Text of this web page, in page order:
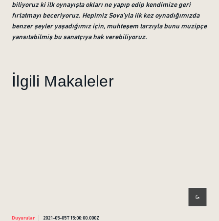
biliyoruz ki ilk oynayışta okları ne yapıp edip kendimize geri
fırlatmayı beceriyoruz. Hepimiz Sova'yla ilk kez oynadığımızda
benzer şeyler yaşadığımız için, muhteşem tarzıyla bunu muzipçe
yansıtabilmiş bu sanatçıya hak verebiliyoruz.
İlgili Makaleler
Duyurular 2021-05-05T15:00:00.000Z